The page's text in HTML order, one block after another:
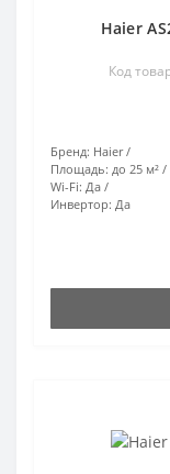
Haier
Код
Бренд: Haier
Площадь: до 25 м²
Wi-Fi: Да
Инвертор: Да